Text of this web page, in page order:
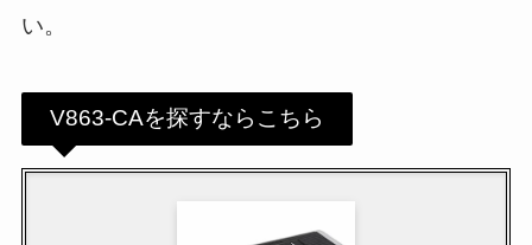
い。
V863-CAを探すならこちら